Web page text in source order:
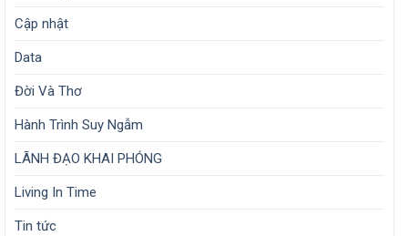
Cập nhật
Data
Đời Và Thơ
Hành Trình Suy Ngẫm
LÃNH ĐẠO KHAI PHÓNG
Living In Time
Tin tức